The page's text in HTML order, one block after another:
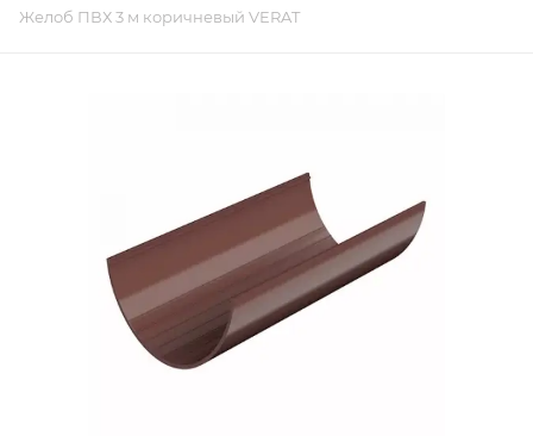
Желоб ПВХ 3 м коричневый VERAT